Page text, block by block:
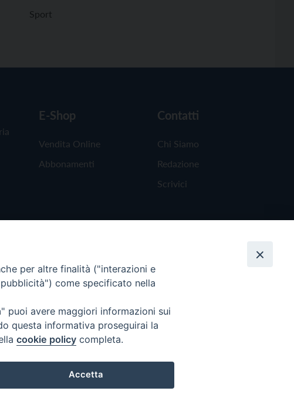
Sport
E-Shop
Vendita Online
Abbonamenti
Contatti
Chi Siamo
Redazione
Scrivici
per altre finalità ("interazioni e
come specificato nella
puoi avere maggiori informazioni sui
questa informativa proseguirai la
cookie policy completa.
Accetta